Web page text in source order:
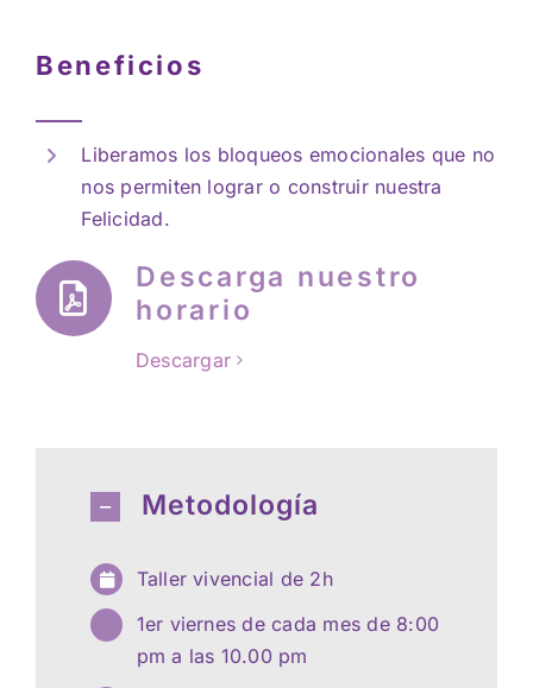
Beneficios
Liberamos los bloqueos emocionales que no
nos permiten lograr o construir nuestra
Felicidad.
Descarga nuestro
horario
Descargar
Metodología
Taller vivencial de 2h
1er viernes de cada mes de 8:00
pm a las 10.00 pm